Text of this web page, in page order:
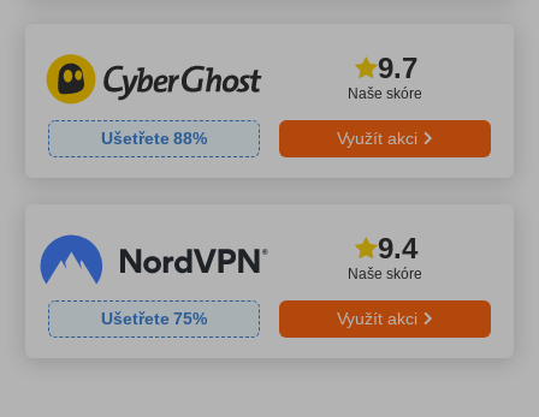
Naše skóre
9.7
Ušetřete88% Využít akci
Naše skóre
9.4
Ušetřete75% Využít akci